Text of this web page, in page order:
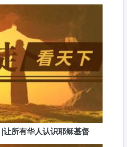
|让所有华人认识耶稣基督